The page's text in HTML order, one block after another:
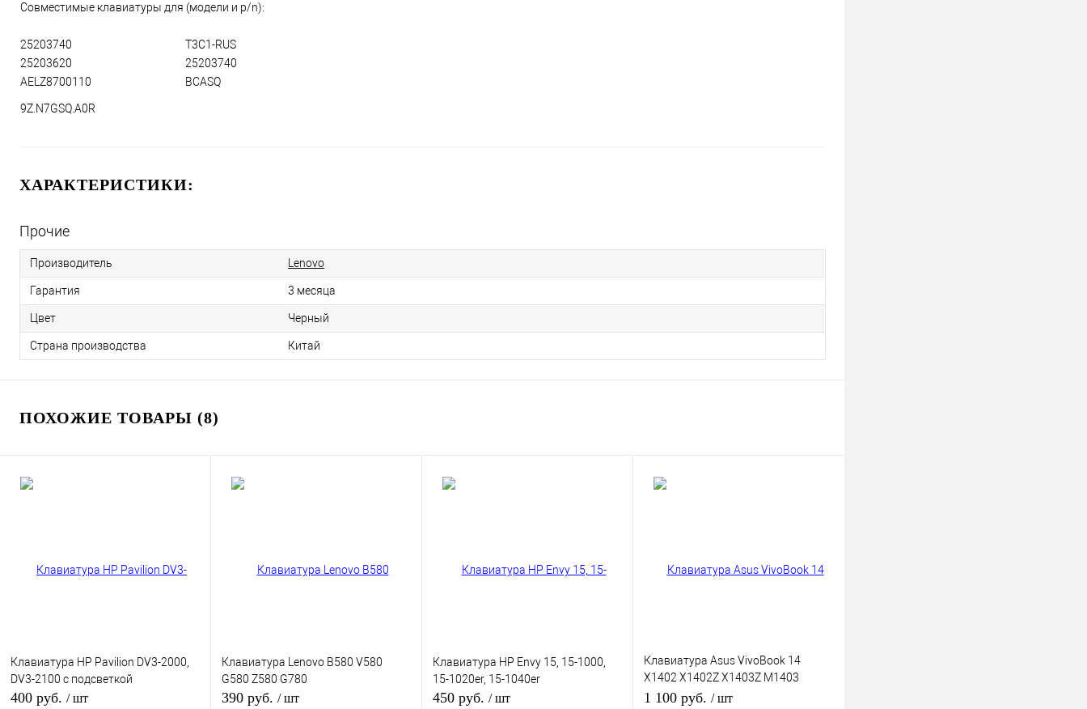
Совместимые клавиатуры для (модели и p/n):
25203740
T3C1-RUS
25203620
25203740
AELZ8700110
BCASQ
9Z.N7GSQ.A0R
ХАРАКТЕРИСТИКИ:
Прочие
Производитель Lenovo
Гарантия 3 месяца
Цвет Черный
Страна производства Китай
ПОХОЖИЕ ТОВАРЫ (8)
Клавиатура HP Pavilion DV3-2000,
DV3-2100 с подсветкой
400 руб. / шт
Клавиатура Lenovo B580 V580
G580 Z580 G780
390 руб. / шт
Клавиатура HP Envy 15, 15-1000,
15-1020er, 15-1040er
450 руб. / шт
Клавиатура Asus VivoBook 14
X1402 X1402Z X1403Z M1403
E1404FA
1 100 руб. / шт